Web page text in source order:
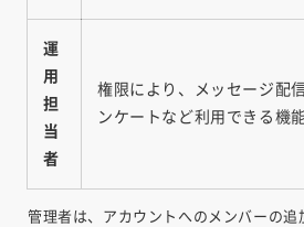
運
用
担
当
者
権限により、メッセージ配
ンケートなど利用できる機
管理者は、アカウントへのメンバーの追